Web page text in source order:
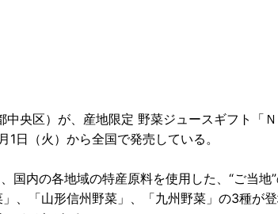
央区）が、産地限定 野菜ジュースギフト「
日（火）から全国で発売している。
内の各地域の特産原料を使用した、“ご当地
、「山形信州野菜」、「九州野菜」の3種が